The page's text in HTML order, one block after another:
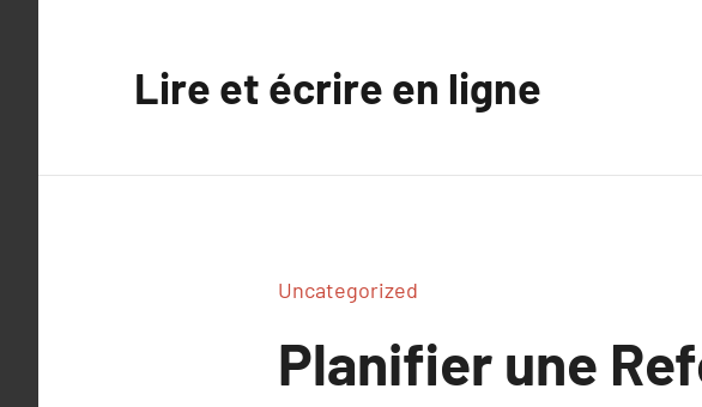
Lire et écrire en ligne
Uncategorized
Planifier une